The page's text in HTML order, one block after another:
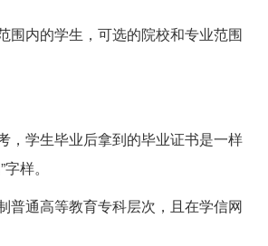
围内的学生，可选的院校和专业范围
，学生毕业后拿到的毕业证书是一样
样。
普通高等教育专科层次，且在学信网